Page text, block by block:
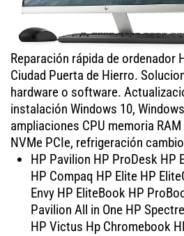
Reparación rápida de ordenador
Ciudad Puerta de Hierro.
hardware o software.
instalación Windows 10,
ampliaciones CPU memoria
NVMe PCIe, refrigeración
HP Pavilion HP ProDesk HP
HP Compaq HP Elite HP
Envy HP EliteBook HP
Pavilion All in One HP
HP Victus Hp Chromebook